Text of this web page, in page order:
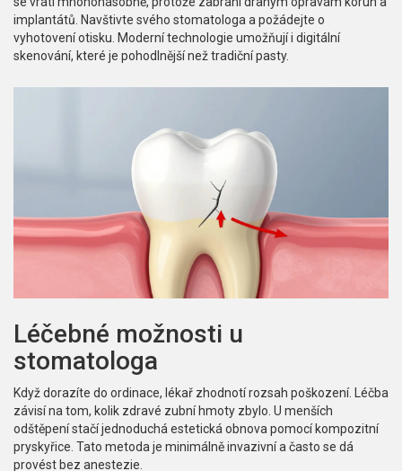
implantátů. Navštivte svého stomatologa a požádejte o
vyhotovení otisku. Moderní technologie umožňují i digitální
skenování, které je pohodlnější než tradiční pasty.
Léčebné možnosti u
stomatologa
Když dorazíte do ordinace, lékař zhodnotí rozsah poškození. Léčba
závisí na tom, kolik zdravé zubní hmoty zbylo. U menších
odštěpení stačí jednoduchá estetická obnova pomocí kompozitní
pryskyřice. Tato metoda je minimálně invazivní a často se dá
provést bez anestezie.